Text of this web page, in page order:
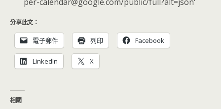
分享此文：
電子郵件 列印 Facebook
LinkedIn X
相關